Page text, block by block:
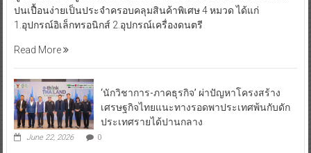
ปนเปื้อนง่ายเป็นประจำครอบคลุมสินค้าพิเศษ 4 หมวด ได้แก่
1.อุปกรณ์อิเล็กทรอนิกส์ 2.อุปกรณ์เครื่องดนตรี
Read More
‘นักวิชาการ-ภาคธุรกิจ’ ผ่าปัญหาโครงสร้าง
เศรษฐกิจไทยแนะทางรอดพาประเทศพ้นกับดัก
ประเทศรายได้ปานกลาง
June 22, 2026 0